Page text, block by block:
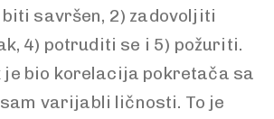
savršen, 2) zadovoljiti
4) potruditi se i 5) požuriti.
je bio korelacija pokretača sa
varijabli ličnosti. To je